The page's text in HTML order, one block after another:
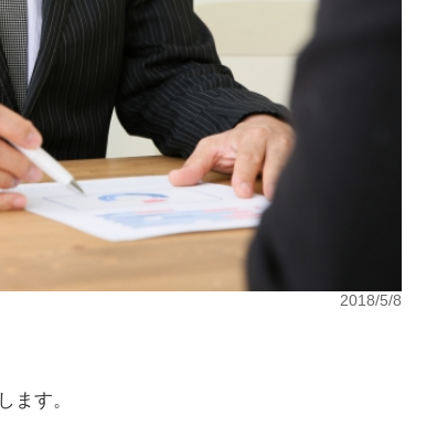
2018/5/8
ます。